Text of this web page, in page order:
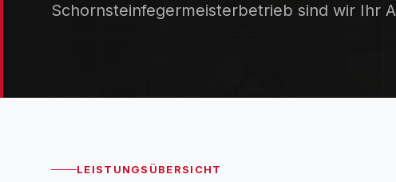
Schornsteinfegermeisterbetrieb sind wir Ihr
LEISTUNGSÜBERSICHT